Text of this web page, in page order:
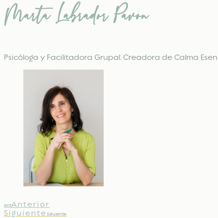
Marta Labrador Pavón
Psicóloga y Facilitadora Grupal. Creadora de Calma
AntAnterior
Siguiente Siguiente